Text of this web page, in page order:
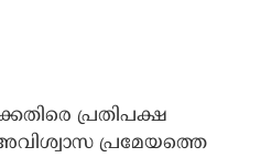
പ്രതിപക്ഷ
അവിശ്വാസ പ്രമേയത്തെ